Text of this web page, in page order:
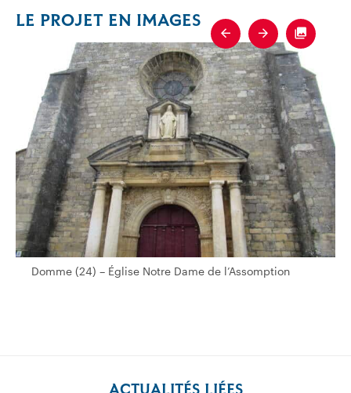
LE PROJET EN IMAGES
Domme (24) – Église Notre Dame de l’Assomption
Previous
Next
Domme (24) – Église Notre Dame de l’Assomption